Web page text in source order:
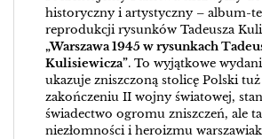
historyczny i artystyczny – album-
reprodukcji rysunków Tadeusza
„Warszawa 1945 w rysunkach
Kulisiewicza”. To wyjątkowe
ukazuje zniszczoną stolicę Polski
zakończeniu II wojny światowej,
świadectwo ogromu zniszczeń, ale
niezłomności i heroizmu